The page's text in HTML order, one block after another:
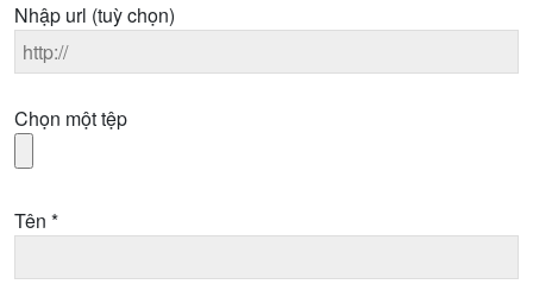
Nhập url (tuỳ chọn)
Chọn một tệp
Tên *